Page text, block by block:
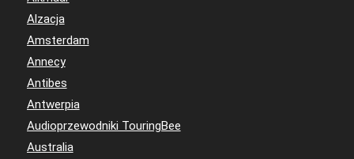
Alzacja
Amsterdam
Annecy
Antibes
Antwerpia
Audioprzewodniki TouringBee
Australia